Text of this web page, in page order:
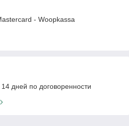
- Woopkassa
дней по договоренности